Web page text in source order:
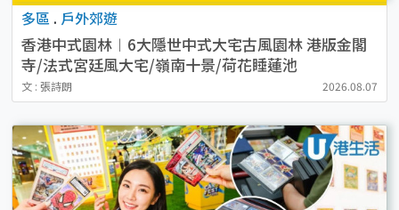
多區 . 戶外郊遊
香港中式園林︱6大隱世中式大宅古風園林 港版金閣
寺/法式宮廷風大宅/嶺南十景/荷花睡蓮池
文 : 張詩朗 2026.08.07